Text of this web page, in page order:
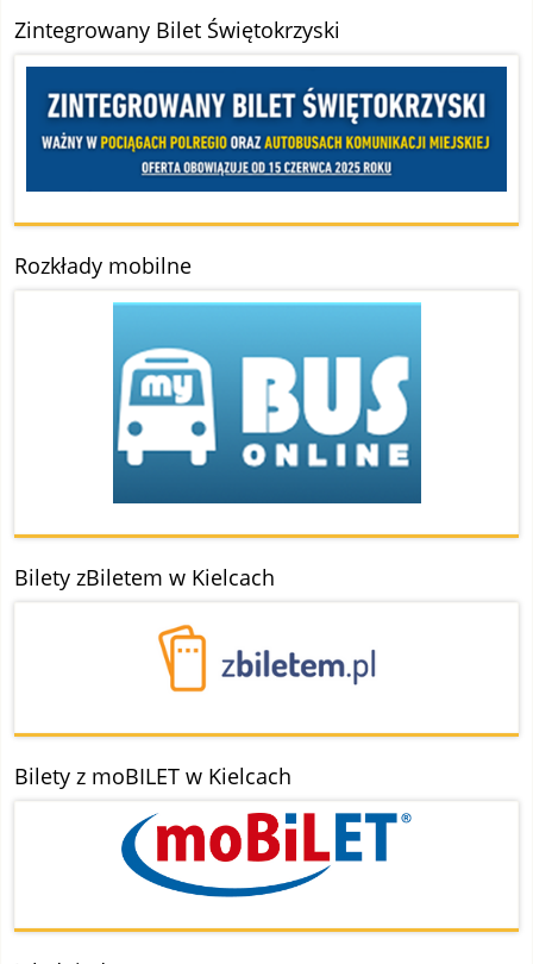
Zintegrowany Bilet Świętokrzyski
Rozkłady mobilne
Bilety zBiletem w Kielcach
Bilety z moBILET w Kielcach